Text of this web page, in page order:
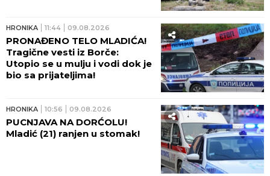
HRONIKA 11:44 09.08.2026
PRONAĐENO TELO MLADIĆA!
Tragične vesti iz Borče:
Utopio se u mulju i vodi dok je
bio sa prijateljima!
HRONIKA 10:56 09.08.2026
PUCNJAVA NA DORĆOLU!
Mladić (21) ranjen u stomak!